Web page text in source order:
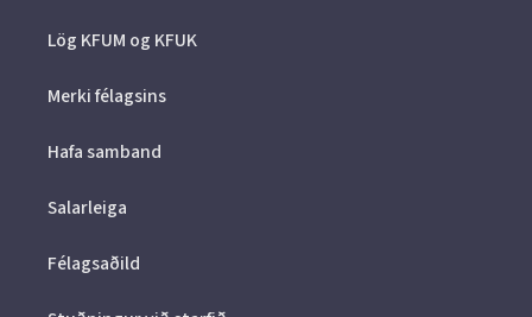
Lög KFUM og KFUK
Merki félagsins
Hafa samband
Salarleiga
Félagsaðild